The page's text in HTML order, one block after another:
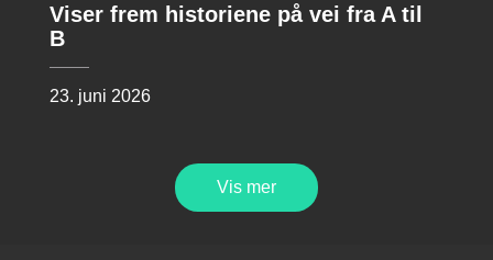
Viser frem historiene på vei fra A til
B
23. juni 2026
Vis mer